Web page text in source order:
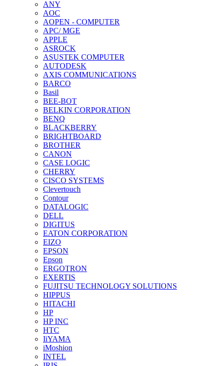
ANY
AOC
AOPEN - COMPUTER
APC/ MGE
APPLE
ASROCK
ASUSTEK COMPUTER
AUTODESK
AXIS COMMUNICATIONS
BARCO
Basil
BEE-BOT
BELKIN CORPORATION
BENQ
BLACKBERRY
BRIGHTBOARD
BROTHER
CANON
CASE LOGIC
CHERRY
CISCO SYSTEMS
Clevertouch
Contour
DATALOGIC
DELL
DIGITUS
EATON CORPORATION
EIZO
EPSON
Epson
ERGOTRON
EXERTIS
FUJITSU TECHNOLOGY SOLUTIONS
HIPPUS
HITACHI
HP
HP INC
HTC
IiYAMA
iMoshion
INTEL